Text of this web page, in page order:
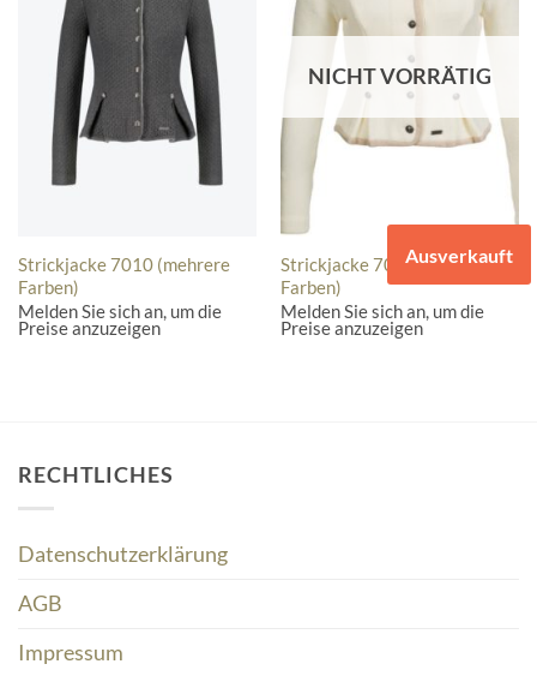
Strickjacke 7010 (mehrere
Farben)
Melden Sie sich an, um die
Preise anzuzeigen
NICHT VORRÄTIG
Ausverkauft
Strickjacke 7000 (mehrere
Farben)
Melden Sie sich an, um die
Preise anzuzeigen
RECHTLICHES
Datenschutzerklärung
AGB
Impressum